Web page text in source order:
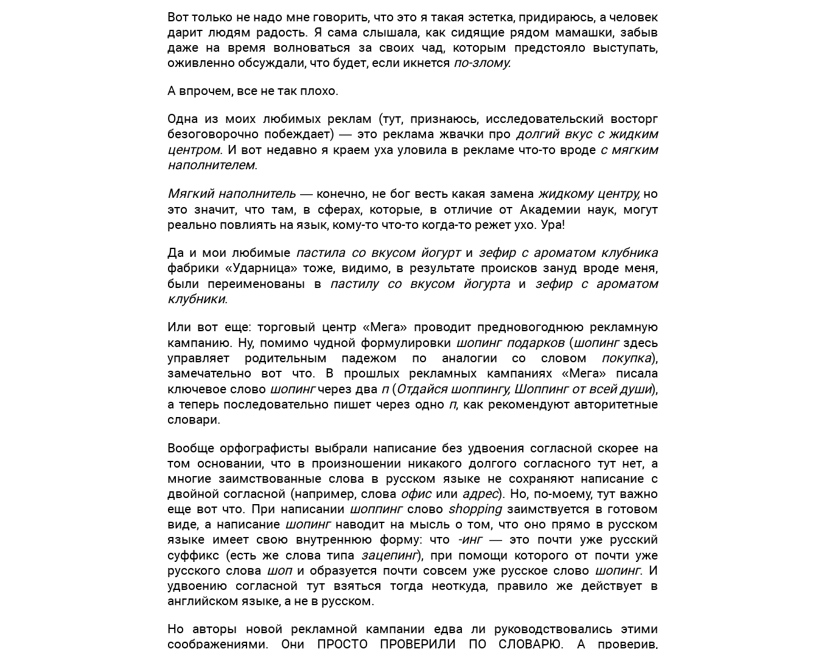
Вот только не надо мне говорить, что это я такая эстетка, придираюсь, а человек
дарит людям радость. Я сама слышала, как сидящие рядом мамашки, забыв
даже на время волноваться за своих чад, которым предстояло выступать,
оживленно обсуждали, что будет, если икнется по-злому.
А впрочем, все не так плохо.
Одна из моих любимых реклам (тут, признаюсь, исследовательский восторг
безоговорочно побеждает) — это реклама жвачки продолгий вкус с жидким
центром. И вот недавно я краем уха уловила в рекламе что-то вроде с мягким
наполнителем.
Мягкий наполнитель — конечно, не бог весть какая замена жидкому центру,но
это значит, что там, в сферах, которые, в отличие от Академии наук, могут
реально повлиять на язык, кому-то что-то когда-то режет ухо. Ура!
Да и мои любимые пастила со вкусом йогурти зефир с ароматом клубника
фабрики «Ударница» тоже, видимо, в результате происков зануд вроде меня,
были переименованы в пастилу со вкусом йогуртаи зефир с ароматом
клубники.
Или вот еще: торговый центр «Мега» проводит предновогоднюю рекламную
кампанию. Ну, помимо чудной формулировки шопинг подарков(шопингздесь
управляет родительным падежом по аналогии со словом покупка),
замечательно вот что. В прошлых рекламных кампаниях «Мега» писала
ключевое слово шопингчерез два п(Отдайся шоппингу, Шоппинг от всей души),
а теперь последовательно пишет через одно п, как рекомендуют авторитетные
словари.
Вообще орфографисты выбрали написание без удвоения согласной скорее на
том основании, что в произношении никакого долгого согласного тут нет, а
многие заимствованные слова в русском языке не сохраняют написание с
двойной согласной (например, слова офисили адрес). Но, по-моему, тут важно
еще вот что. При написании шоппингслово shoppingзаимствуется в готовом
виде, а написание шопингнаводит на мысль о том, что оно прямо в русском
языке имеет свою внутреннюю форму: что -инг — это почти уже русский
суффикс (есть же слова типа зацепинг), при помощи которого от почти уже
русского слова шопи образуется почти совсем уже русское слово шопинг. И
удвоению согласной тут взяться тогда неоткуда, правило же действует в
английском языке, а не в русском.
Но авторы новой рекламной кампании едва ли руководствовались этими
соображениями. Они ПРОСТО ПРОВЕРИЛИ ПО СЛОВАРЮ. А проверив,